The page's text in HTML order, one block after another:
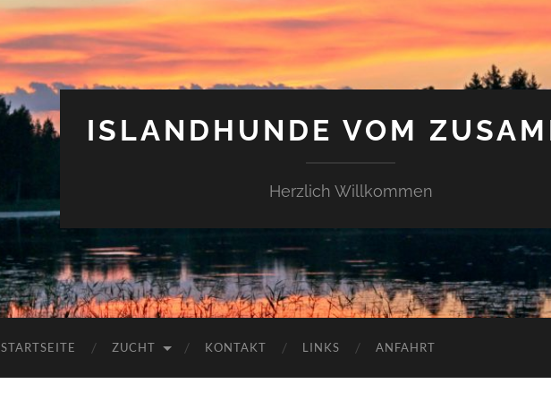
ISLANDHUNDE VOM
Herzlich Willkommen
STARTSEITE ZUCHT KONTAKT LINKS ANFAHRT